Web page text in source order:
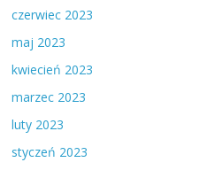
czerwiec 2023
maj 2023
kwiecień 2023
marzec 2023
luty 2023
styczeń 2023